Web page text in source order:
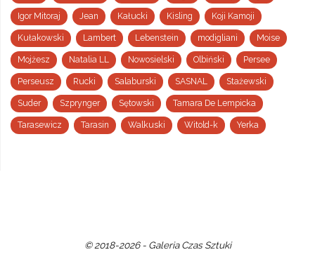
Igor Mitoraj Jean Kałucki Kisling Koji Kamoji
Kułakowski Lambert Lebenstein modigliani Moise
Mojżesz Natalia LL Nowosielski Olbiński Persee
Perseusz Rucki Salaburski SASNAL Stażewski
Suder Szprynger Sętowski Tamara De Lempicka
Tarasewicz Tarasin Walkuski Witold-k Yerka
© 2018-2026 - Galeria Czas Sztuki